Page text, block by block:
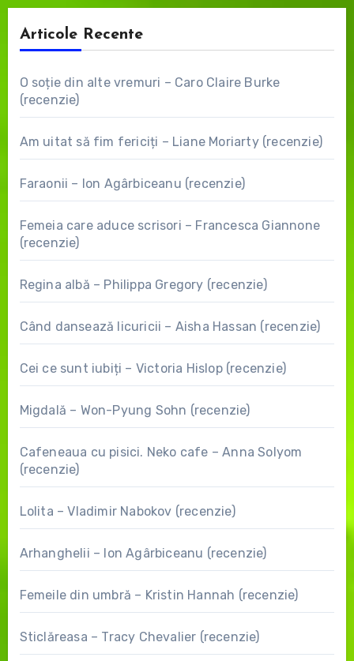
Articole Recente
O soție din alte vremuri – Caro Claire Burke
(recenzie)
Am uitat să fim fericiți – Liane Moriarty (recenzie)
Faraonii – Ion Agârbiceanu (recenzie)
Femeia care aduce scrisori – Francesca Giannone
(recenzie)
Regina albă – Philippa Gregory (recenzie)
Când dansează licuricii – Aisha Hassan (recenzie)
Cei ce sunt iubiți – Victoria Hislop (recenzie)
Migdală – Won-Pyung Sohn (recenzie)
Cafeneaua cu pisici. Neko cafe – Anna Solyom
(recenzie)
Lolita – Vladimir Nabokov (recenzie)
Arhanghelii – Ion Agârbiceanu (recenzie)
Femeile din umbră – Kristin Hannah (recenzie)
Sticlăreasa – Tracy Chevalier (recenzie)